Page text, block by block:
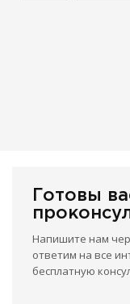
Готовы
Напишите нам
ответим на все
бесплатную